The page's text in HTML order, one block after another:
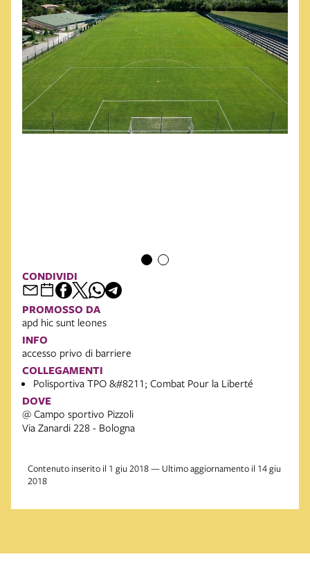
CONDIVIDI
PROMOSSO DA
apd hic sunt leones
INFO
accesso privo di barriere
COLLEGAMENTI
Polisportiva TPO &#8211; Combat Pour la Liberté
DOVE
@ Campo sportivo Pizzoli
Via Zanardi 228 - Bologna
Contenuto inserito il 1 giu 2018 — Ultimo aggiornamento il 14 giu
2018